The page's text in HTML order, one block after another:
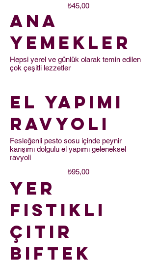
₺45,00
Ana
Yemekler
Hepsi yerel ve günlük olarak temin edilen
çok çeşitli lezzetler
El Yapımı
Ravyoli
Fesleğenli pesto sosu içinde peynir
karışımı dolgulu el yapımı geleneksel
ravyoli
₺95,00
Yer
Fıstıklı
Çıtır
Biftek